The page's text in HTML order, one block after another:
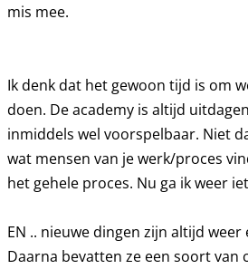
mis mee.
Ik denk dat het gewoon tijd is om
doen. De academy is altijd
inmiddels wel voorspelbaar. Niet
wat mensen van je werk/proces
het gehele proces. Nu ga ik weer
EN .. nieuwe dingen zijn altijd weer
Daarna bevatten ze een soort van